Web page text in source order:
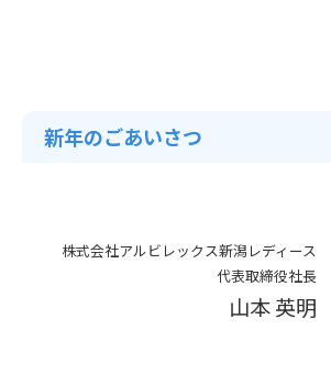
新年のごあいさつ
株式会社アルビレックス新潟レディース
代表取締役社長
山本 英明